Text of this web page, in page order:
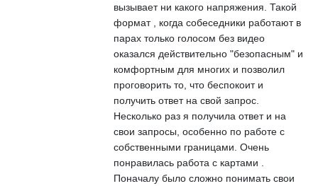
вызывает ни какого напряжения. Такой
формат , когда собеседники работают в
парах только голосом без видео
оказался действительно "безопасным" и
комфортным для многих и позволил
проговорить то, что беспокоит и
получить ответ на свой запрос.
Несколько раз я получила ответ и на
свои запросы, особенно по работе с
собственными границами. Очень
понравилась работа с картами .
Поначалу было сложно понимать свои